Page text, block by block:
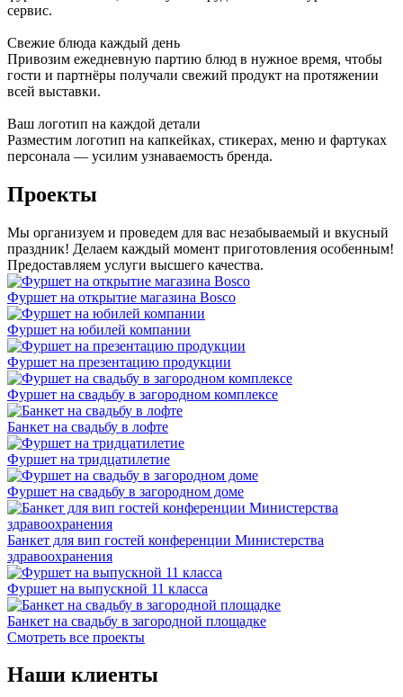
сервис.
Свежие блюда каждый день
Привозим ежедневную партию блюд в нужное время, чтобы
гости и партнёры получали свежий продукт на протяжении
всей выставки.
Ваш логотип на каждой детали
Разместим логотип на капкейках, стикерах, меню и фартуках
персонала — усилим узнаваемость бренда.
Проекты
Мы организуем и проведем для вас незабываемый и вкусный
праздник! Делаем каждый момент приготовления особенным!
Предоставляем услуги высшего качества.
Фуршет на открытие магазина Bosco
Фуршет на юбилей компании
Фуршет на презентацию продукции
Фуршет на свадьбу в загородном комплексе
Банкет на свадьбу в лофте
Фуршет на тридцатилетие
Фуршет на свадьбу в загородном доме
Банкет для вип гостей конференции Министерства
здравоохранения
Фуршет на выпускной 11 класса
Банкет на свадьбу в загородной площадке
Смотреть все проекты
Наши клиенты